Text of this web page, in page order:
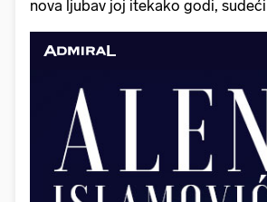
nova ljubav joj itekako godi,